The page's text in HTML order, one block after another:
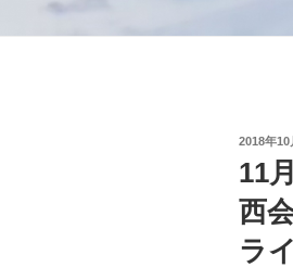
投
2018年10
11
西
ラ